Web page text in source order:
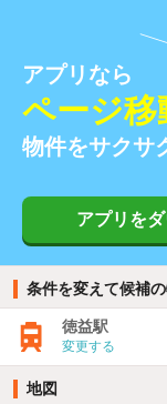
アプリなら
ページ移
物件をサクサ
アプリを
条件を変えて候補
徳益駅
変更する
地図